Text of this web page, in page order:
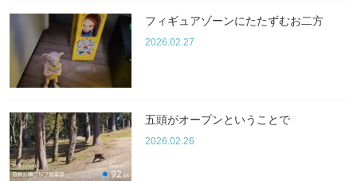
フィギュアゾーンにたたずむお二方
2026.02.27
五頭がオープンということで
2026.02.26